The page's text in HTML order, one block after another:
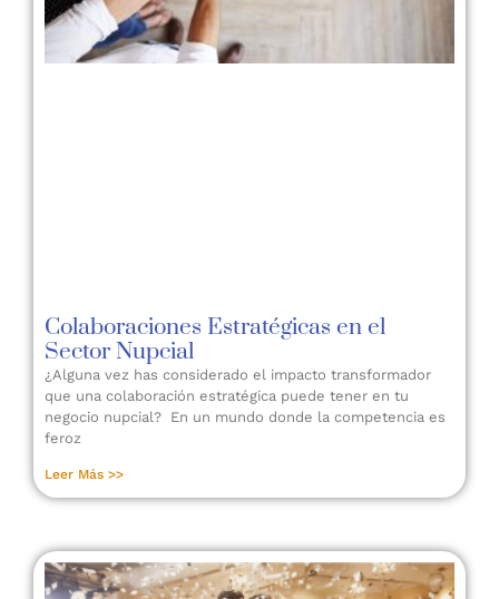
Colaboraciones Estratégicas en el
Sector Nupcial
¿Alguna vez has considerado el impacto transformador
que una colaboración estratégica puede tener en tu
negocio nupcial? En un mundo donde la competencia es
feroz
Leer Más >>